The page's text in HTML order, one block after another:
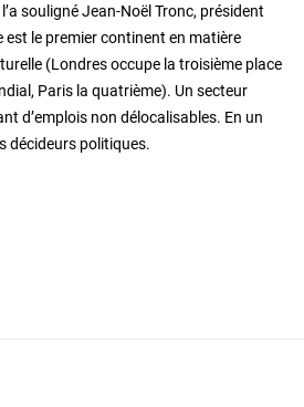
souligné Jean-Noël Tronc, président
est le premier continent en matière
(Londres occupe la troisième place
Paris la quatrième). Un secteur
d’emplois non délocalisables. En un
décideurs politiques.